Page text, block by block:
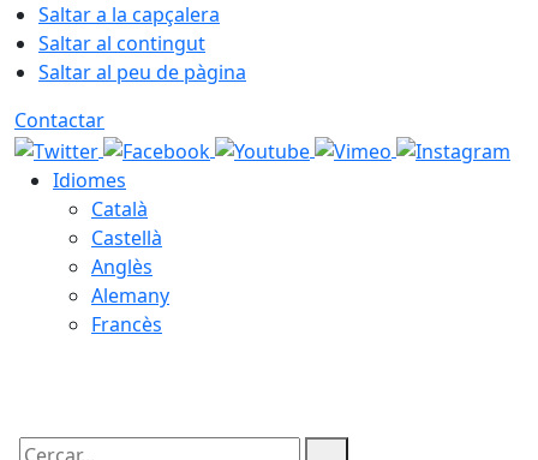
Saltar a la capçalera
Saltar al contingut
Saltar al peu de pàgina
Contactar
Idiomes
Català
Castellà
Anglès
Alemany
Francès